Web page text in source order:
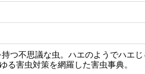
つ不思議な虫。ハエのようでハエ
る害虫対策を網羅した害虫事典。